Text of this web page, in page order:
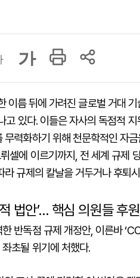
가
이름 뒤에 가려진 글로벌 거대
있다. 이들은 자사의 독점적 지
력화하기 위해 천문학적인 자금
셀에 이르기까지, 전 세계 규제
규제의 칼날을 거두거나 후퇴
법안’… 핵심 의원들 후
반독점 규제 개정안, 이른바
초될 위기에 처했다.